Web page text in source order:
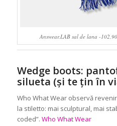
Answear.LAB sal de lana -
Wedge boots:
silueta (și te țin în
Who What Wear observă
la stiletto: mai sculptural, mai
coded”. Who What Wear